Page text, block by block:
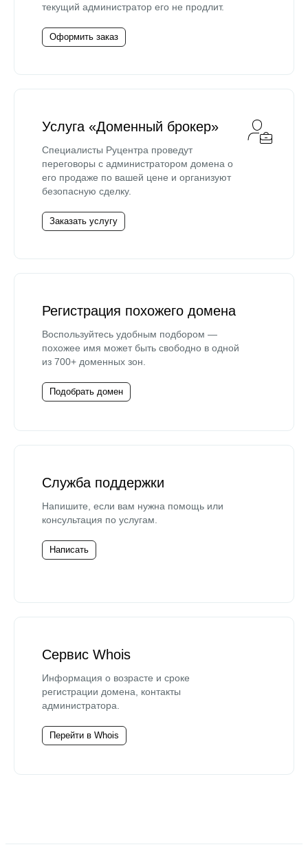
текущий администратор его не продлит.
Оформить заказ
Услуга «Доменный брокер»
Специалисты Руцентра проведут
переговоры с администратором домена о
его продаже по вашей цене и организуют
безопасную сделку.
Заказать услугу
Регистрация похожего домена
Воспользуйтесь удобным подбором —
похожее имя может быть свободно в одной
из 700+ доменных зон.
Подобрать домен
Служба поддержки
Напишите, если вам нужна помощь или
консультация по услугам.
Написать
Сервис Whois
Информация о возрасте и сроке
регистрации домена, контакты
администратора.
Перейти в Whois